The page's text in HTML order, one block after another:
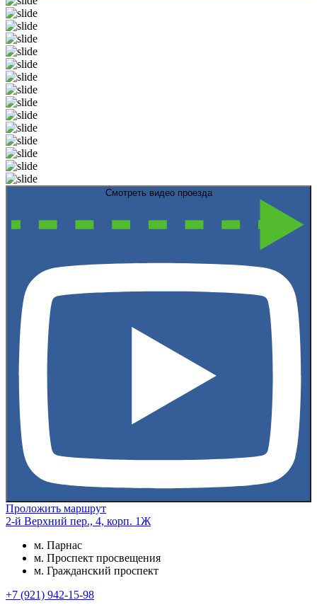
Смотреть видео проезда
Проложить маршрут
2-й Верхний пер., 4, корп. 1Ж
м. Парнас
м. Проспект просвещения
м. Гражданский проспект
+7 (921) 942-15-98